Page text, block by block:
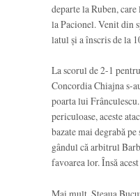
departe la Ruben,
la Pacionel. Venit din
latul și a înscris de la
La scorul de 2-1
Concordia Chiajna s-
poarta lui
periculoase, aceste
bazate mai degrabă
gândul că arbitrul
favoarea lor. Însă
Mai mult, Steaua